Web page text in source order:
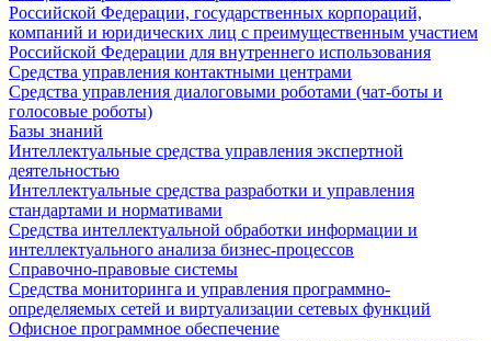
Российской Федерации, государственных корпораций,
компаний и юридических лиц с преимущественным участием
Российской Федерации для внутреннего использования
Средства управления контактными центрами
Средства управления диалоговыми роботами (чат-боты и
голосовые роботы)
Базы знаний
Интеллектуальные средства управления экспертной
деятельностью
Интеллектуальные средства разработки и управления
стандартами и нормативами
Средства интеллектуальной обработки информации и
интеллектуального анализа бизнес-процессов
Справочно-правовые системы
Средства мониторинга и управления программно-
определяемых сетей и виртуализации сетевых функций
Офисное программное обеспечение